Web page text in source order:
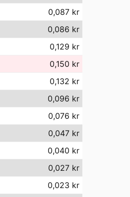
0,087 kr
0,086 kr
0,129 kr
0,150 kr
0,132 kr
0,096 kr
0,076 kr
0,047 kr
0,040 kr
0,027 kr
0,023 kr